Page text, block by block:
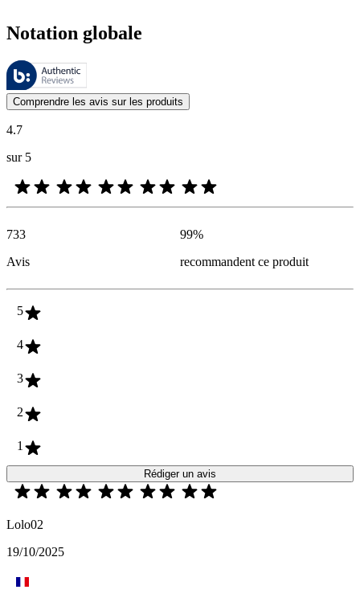
Notation globale
Ces évaluations sont gérées par Bazaarvoice et sont conformes à la
Les avis des clients exprimés sous forme d'évaluations de produits
Comprendre les avis sur les produits
4.7
sur 5
733
Avis
99%
recommandent ce produit
5
4
3
2
1
Rédiger un avis
Lolo02
19/10/2025